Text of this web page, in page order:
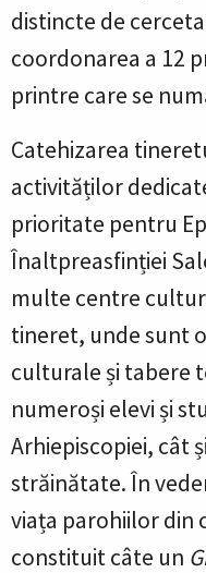
distincte de
coordonarea a 12
printre care se
Catehizarea
activităților
prioritate pentru
Înaltpreasfinției
multe centre
tineret, unde sunt
culturale și tabere
numeroși elevi și
Arhiepiscopiei, cât
străinătate.În
viața parohiilor din
constituit câte un